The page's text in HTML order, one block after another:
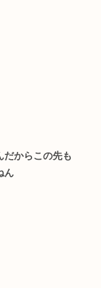
だからこの先も
ん